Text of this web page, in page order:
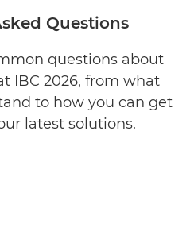
Questions
questions about
IBC 2026, from what
to how you can get
latest solutions.